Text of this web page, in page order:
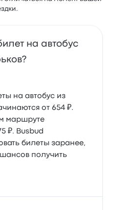
на автобус
на автобус из
от 654 ₽.
маршруте
₽. Busbud
билеты заранее,
получить